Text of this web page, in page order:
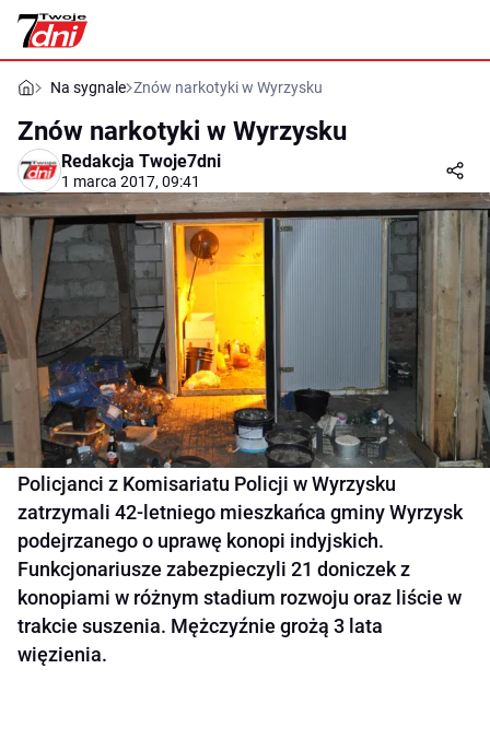
Na sygnale Znów narkotyki w Wyrzysku
Znów narkotyki w Wyrzysku
Redakcja Twoje7dni
1 marca 2017, 09:41
Policjanci z Komisariatu Policji w Wyrzysku
zatrzymali 42-letniego mieszkańca gminy Wyrzysk
podejrzanego o uprawę konopi indyjskich.
Funkcjonariusze zabezpieczyli 21 doniczek z
konopiami w różnym stadium rozwoju oraz liście w
trakcie suszenia. Mężczyźnie grożą 3 lata
więzienia.